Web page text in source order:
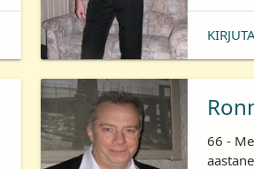
66 -
aastane